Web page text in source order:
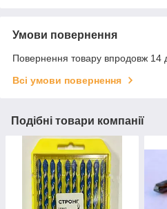
Умови повернення
Повернення товару впродовж 14
Всі умови повернення
Подібні товари компанії